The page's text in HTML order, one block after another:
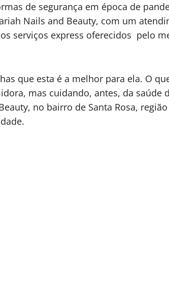
de segurança em época de
Nails and Beauty, com um
serviços express oferecidos pelo
que esta é a melhor para ela. O
mas cuidando, antes, da saúde
no bairro de Santa Rosa,